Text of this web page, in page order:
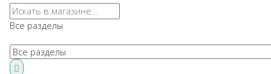
Все разделы